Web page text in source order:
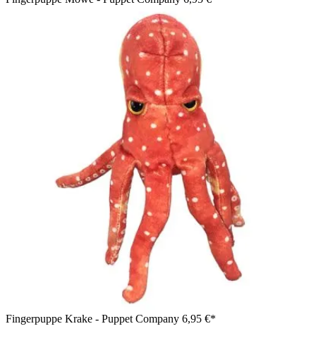
Fingerpuppe Krake - Puppet Company 6,95 €*